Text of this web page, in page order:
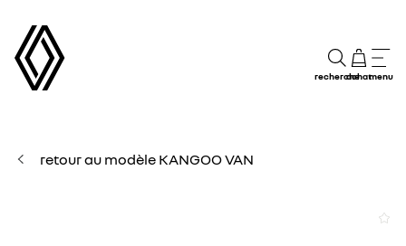
rechercheachatmenu
retour au modèle KANGOO VAN